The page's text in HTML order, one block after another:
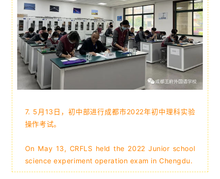
7. 5月13日，初中部进行成都市2022年初中理科实验
操作考试。
On May 13, CRFLS held the 2022 Junior school
science experiment operation exam in Chengdu.